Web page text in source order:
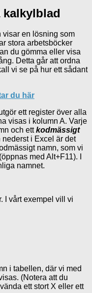
visar en lösning som
stora arbetsböcker
du gömma eller visa
Detta går att ordna
vi se på hur ett sådant
du här
ett register över alla
visas i kolumn A. Varje
och ettkodmässigt
i Excel är det
namn, som vi
med Alt+F11). I
namnet.
I vårt exempel vill vi
i tabellen, där vi med
(Notera att du
ett stort X eller ett